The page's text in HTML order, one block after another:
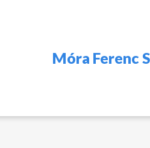
Móra Ferenc